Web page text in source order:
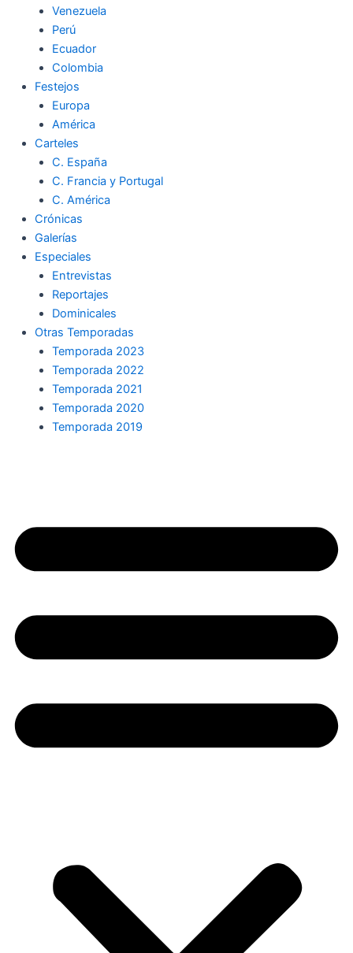
k
Venezuela
Perú
Ecuador
Colombia
Festejos
Europa
América
Carteles
C. España
C. Francia y Portugal
C. América
Crónicas
Galerías
Especiales
Entrevistas
Reportajes
Dominicales
Otras Temporadas
Temporada 2023
Temporada 2022
Temporada 2021
Temporada 2020
Temporada 2019